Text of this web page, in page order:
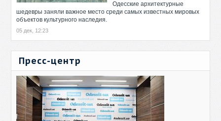
Одесские архитектурные
шедевры заняли важное место среди самых известных мировых
объектов культурного наследия.
05 дек, 12:23
Пресс-центр